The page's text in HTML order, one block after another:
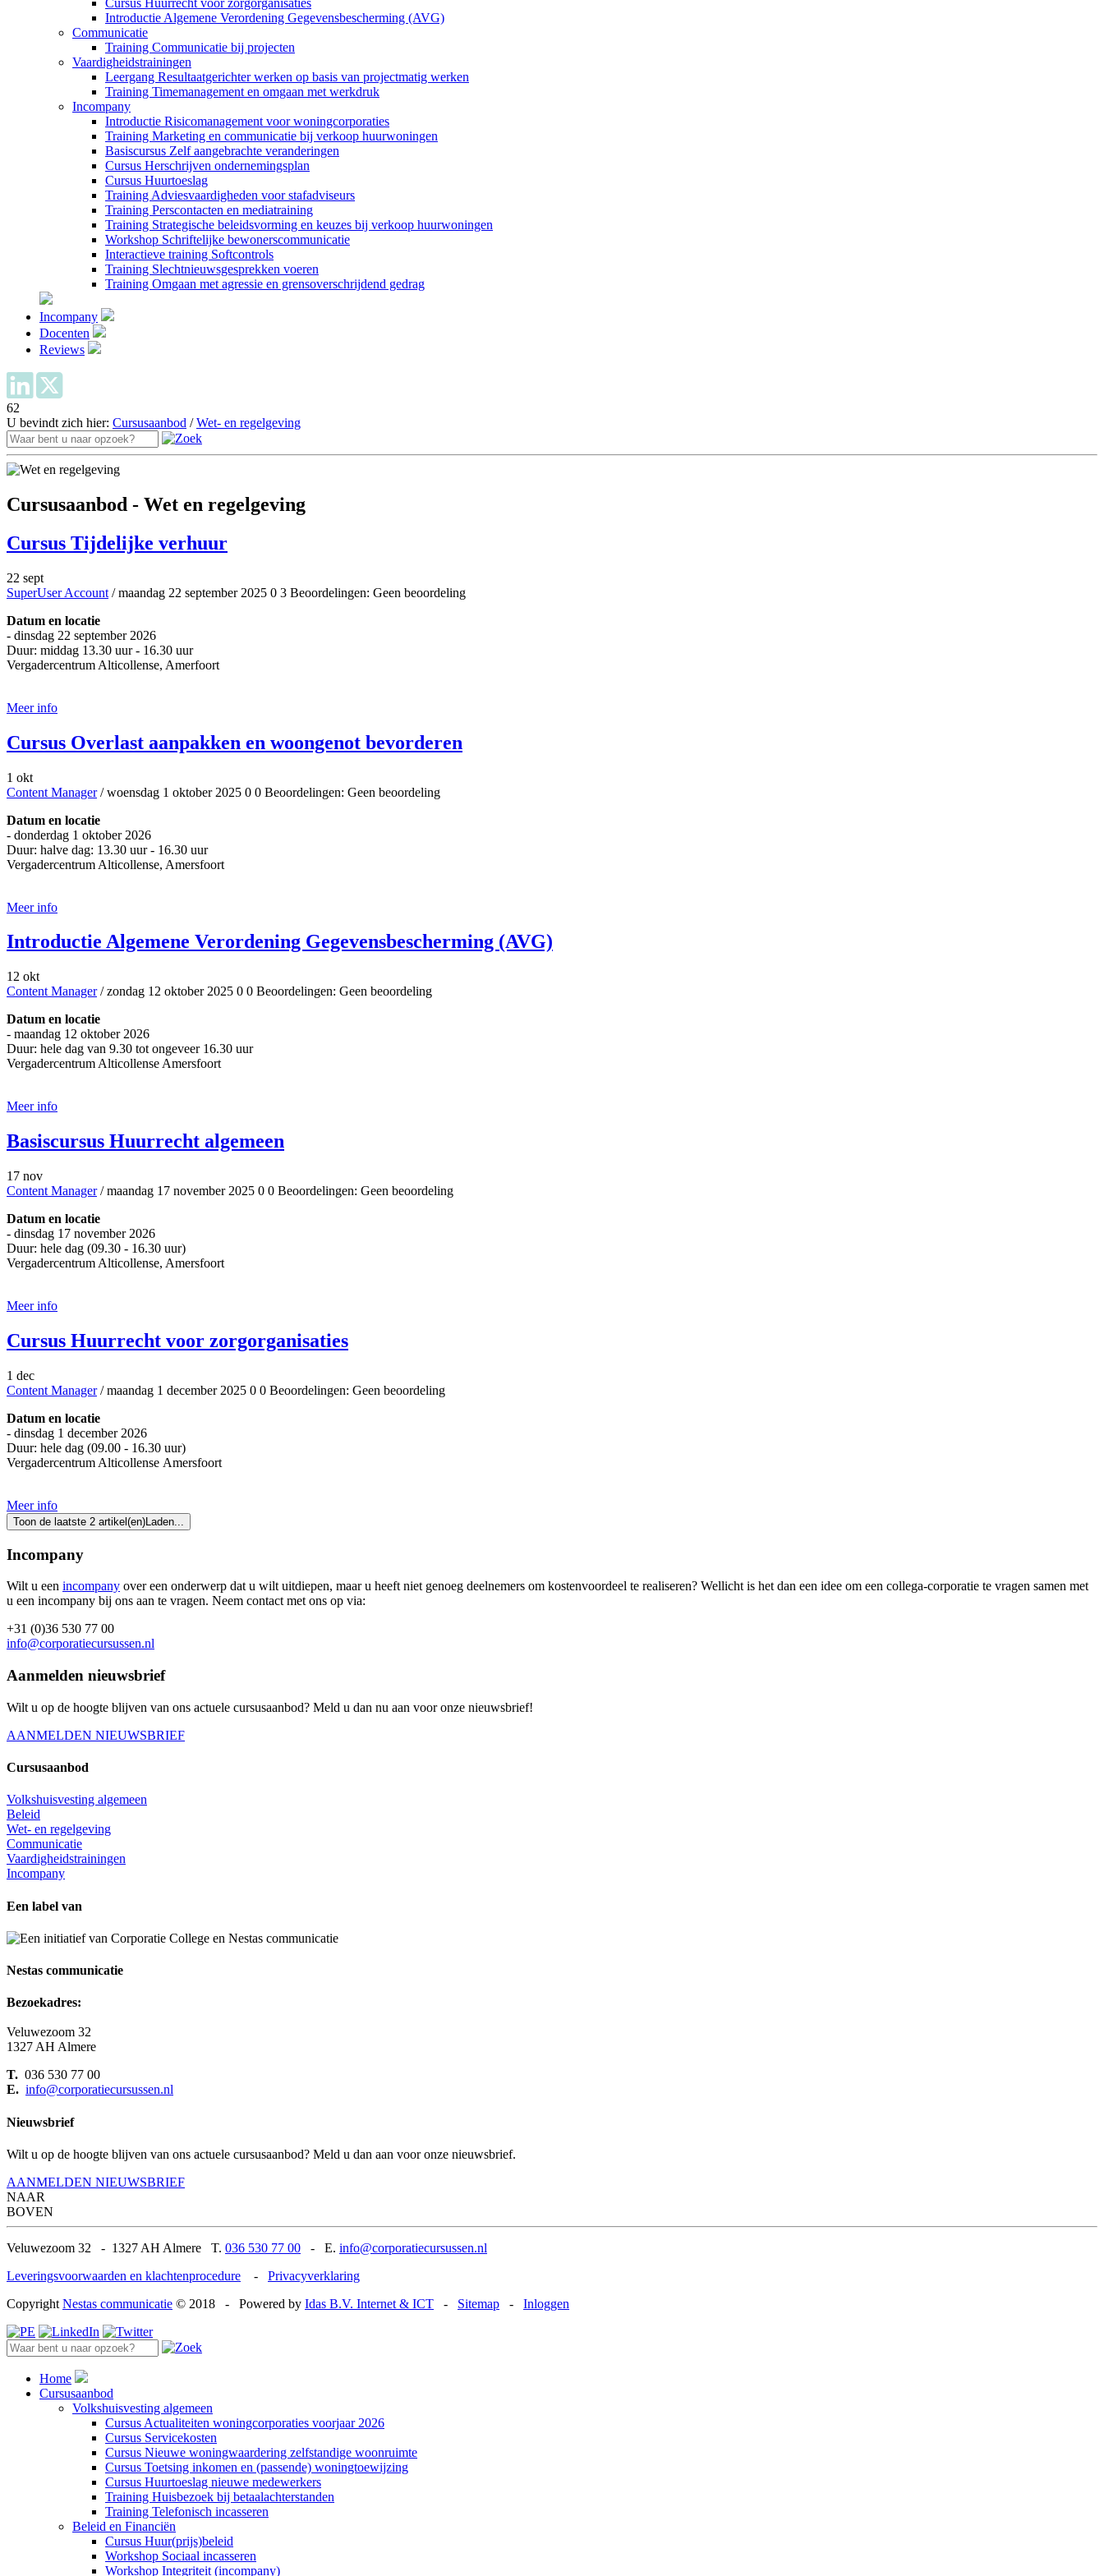
Cursus Huurrecht voor zorgorganisaties
Introductie Algemene Verordening Gegevensbescherming (AVG)
Communicatie
Training Communicatie bij projecten
Vaardigheidstrainingen
Leergang Resultaatgerichter werken op basis van projectmatig werken
Training Timemanagement en omgaan met werkdruk
Incompany
Introductie Risicomanagement voor woningcorporaties
Training Marketing en communicatie bij verkoop huurwoningen
Basiscursus Zelf aangebrachte veranderingen
Cursus Herschrijven ondernemingsplan
Cursus Huurtoeslag
Training Adviesvaardigheden voor stafadviseurs
Training Perscontacten en mediatraining
Training Strategische beleidsvorming en keuzes bij verkoop huurwoningen
Workshop Schriftelijke bewonerscommunicatie
Interactieve training Softcontrols
Training Slechtnieuwsgesprekken voeren
Training Omgaan met agressie en grensoverschrijdend gedrag
Incompany
Docenten
Reviews
62
U bevindt zich hier: Cursusaanbod /Wet- en regelgeving
Cursusaanbod - Wet en regelgeving
Cursus Tijdelijke verhuur
22 sept
SuperUser Account / maandag 22 september 2025 0 3 Beoordelingen: Geen beoordeling
Datum en locatie
- dinsdag 22 september 2026
Duur: middag 13.30 uur - 16.30 uur
Vergadercentrum Alticollense, Amerfoort
Meer info
Cursus Overlast aanpakken en woongenot bevorderen
1 okt
Content Manager / woensdag 1 oktober 2025 0 0 Beoordelingen: Geen beoordeling
Datum en locatie
- donderdag 1 oktober 2026
Duur: halve dag: 13.30 uur - 16.30 uur
Vergadercentrum Alticollense, Amersfoort
Meer info
Introductie Algemene Verordening Gegevensbescherming (AVG)
12 okt
Content Manager / zondag 12 oktober 2025 0 0 Beoordelingen: Geen beoordeling
Datum en locatie
- maandag 12 oktober 2026
Duur: hele dag van 9.30 tot ongeveer 16.30 uur
Vergadercentrum Alticollense Amersfoort
Meer info
Basiscursus Huurrecht algemeen
17 nov
Content Manager / maandag 17 november 2025 0 0 Beoordelingen: Geen beoordeling
Datum en locatie
- dinsdag 17 november 2026
Duur: hele dag (09.30 - 16.30 uur)
Vergadercentrum Alticollense, Amersfoort
Meer info
Cursus Huurrecht voor zorgorganisaties
1 dec
Content Manager / maandag 1 december 2025 0 0 Beoordelingen: Geen beoordeling
Datum en locatie
- dinsdag 1 december 2026
Duur: hele dag (09.00 - 16.30 uur)
Vergadercentrum Alticollense Amersfoort
Meer info
Toon de laatste 2 artikel(en) Laden...
Incompany
Wilt u een incompany over een onderwerp dat u wilt uitdiepen, maar u heeft niet genoeg deelnemers om kostenvoordeel te realiseren? Wellicht is het dan een idee om een collega-corporatie te vragen samen met
u een incompany bij ons aan te vragen. Neem contact met ons op via:
+31 (0)36 530 77 00
info@corporatiecursussen.nl
Aanmelden nieuwsbrief
Wilt u op de hoogte blijven van ons actuele cursusaanbod? Meld u dan nu aan voor onze nieuwsbrief!
AANMELDEN NIEUWSBRIEF
Cursusaanbod
Volkshuisvesting algemeen
Beleid
Wet- en regelgeving
Communicatie
Vaardigheidstrainingen
Incompany
Een label van
Nestas communicatie
Bezoekadres:
Veluwezoom 32
1327 AH Almere
T. 036 530 77 00
E. info@corporatiecursussen.nl
Nieuwsbrief
Wilt u op de hoogte blijven van ons actuele cursusaanbod? Meld u dan aan voor onze nieuwsbrief.
AANMELDEN NIEUWSBRIEF
NAAR
BOVEN
Veluwezoom 32 - 1327 AH Almere T. 036 530 77 00 - E. info@corporatiecursussen.nl
Leveringsvoorwaarden en klachtenprocedure
-
Privacyverklaring
Copyright Nestas communicatie © 2018 - Powered by Idas B.V. Internet & ICT - Sitemap - Inloggen
Home
Cursusaanbod
Volkshuisvesting algemeen
Cursus Actualiteiten woningcorporaties voorjaar 2026
Cursus Servicekosten
Cursus Nieuwe woningwaardering zelfstandige woonruimte
Cursus Toetsing inkomen en (passende) woningtoewijzing
Cursus Huurtoeslag nieuwe medewerkers
Training Huisbezoek bij betaalachterstanden
Training Telefonisch incasseren
Beleid en Financiën
Cursus Huur(prijs)beleid
Workshop Sociaal incasseren
Workshop Integriteit (incompany)